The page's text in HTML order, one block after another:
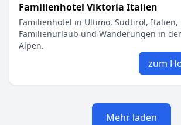
Familienhotel Viktoria Italien
Familienhotel in Ultimo, Südtirol,
Familienurlaub und Wanderungen in
Alpen.
zum
Mehr laden